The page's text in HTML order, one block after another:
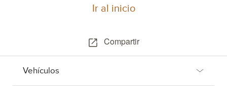
Ir al inicio
Compartir
Vehículos